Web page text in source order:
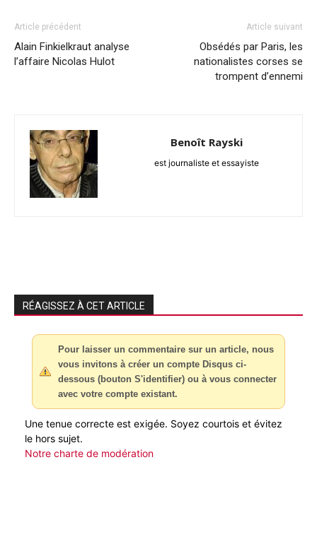
Article précédent
Alain Finkielkraut analyse
l’affaire Nicolas Hulot
Article suivant
Obsédés par Paris, les
nationalistes corses se
trompent d’ennemi
Benoît Rayski
est journaliste et essayiste
RÉAGISSEZ À CET ARTICLE
Pour laisser un commentaire sur un article, nous
vous invitons à créer un compte Disqus ci-
dessous (bouton S'identifier) ou à vous connecter
avec votre compte existant.
Une tenue correcte est exigée. Soyez courtois et évitez
le hors sujet.
Notre charte de modération